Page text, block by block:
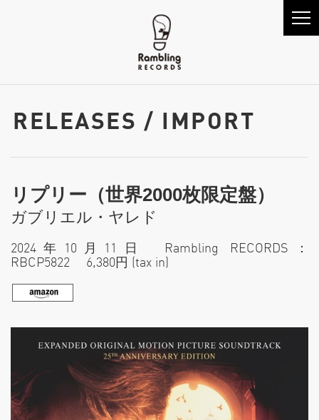
RELEASES / IMPORT
リプリー（世界2000枚限定盤）
ガブリエル・ヤレド
2024年10月11日 Rambling RECORDS：
RBCP5822 6,380円 (tax in)